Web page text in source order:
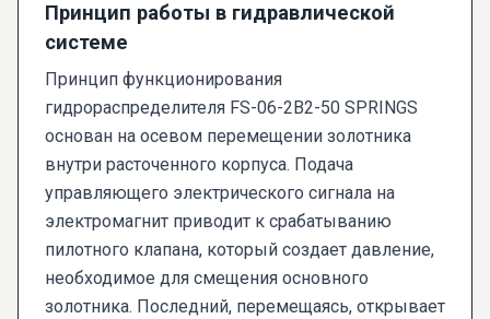
Принцип работы в гидравлической
системе
Принцип функционирования
гидрораспределителя FS-06-2В2-50 SPRINGS
основан на осевом перемещении золотника
внутри расточенного корпуса. Подача
управляющего электрического сигнала на
электромагнит приводит к срабатыванию
пилотного клапана, который создает давление,
необходимое для смещения основного
золотника. Последний, перемещаясь, открывает